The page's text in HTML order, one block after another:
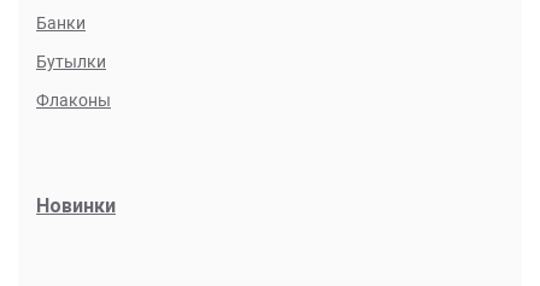
Банки
Бутылки
Флаконы
Новинки